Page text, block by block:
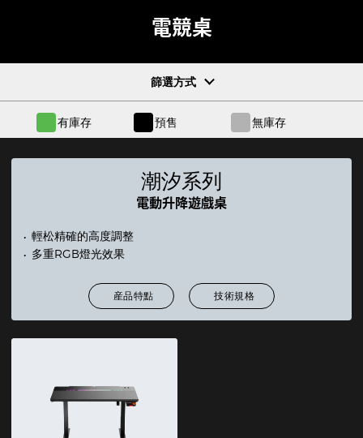
電競桌
篩選方式
有庫存 預售 無庫存
潮汐系列
電動升降遊戲桌
輕松精確的高度調整
多重RGB燈光效果
産品特點 技術規格